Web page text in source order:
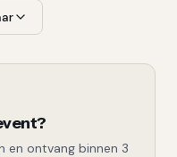
en ontvang binnen 3